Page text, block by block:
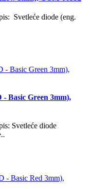
Svetleće diode (eng.
Basic Green 3mm),
Svetleće diode